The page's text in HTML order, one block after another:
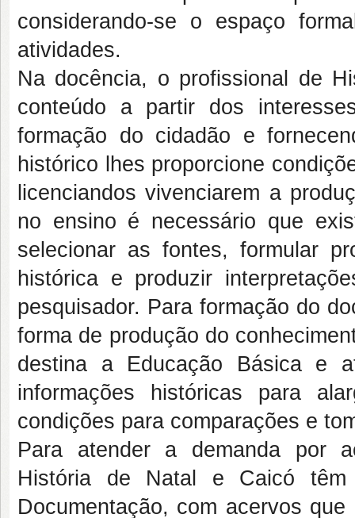
considerando-se o espaço
atividades.
Na docência, o profissional de
conteúdo a partir dos
formação do cidadão e
histórico lhes proporcione
licenciandos vivenciarem a
no ensino é necessário que
selecionar as fontes, formular
histórica e produzir
pesquisador. Para formação do
forma de produção do
destina a Educação Básica e
informações históricas para
condições para comparações e
Para atender a demanda por
História de Natal e Caicó têm
Documentação, com acervos